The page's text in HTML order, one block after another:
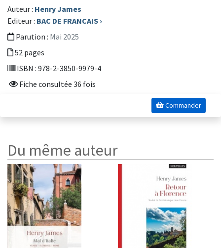
Auteur : Henry James
Editeur : BAC DE FRANCAIS ›
Parution : Mai 2025
52 pages
ISBN : 978-2-3850-9979-4
Fiche consultée 36 fois
Commander
Du même auteur